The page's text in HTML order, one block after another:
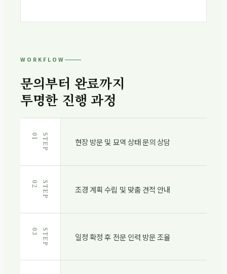
WORKFLOW
문의부터 완료까지
투명한 진행 과정
S
T
E
P
0
1
현장 방문 및 묘역 상태 문의 상담
S
T
E
P
0
2 조경 계획 수립 및 맞춤 견적 안내
S
T
E
P
0
3 일정 확정 후 전문 인력 방문 조율